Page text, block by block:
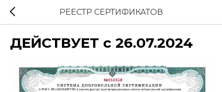
РЕЕСТР СЕРТИФИКАТОВ
ДЕЙСТВУЕТ с 26.07.2024